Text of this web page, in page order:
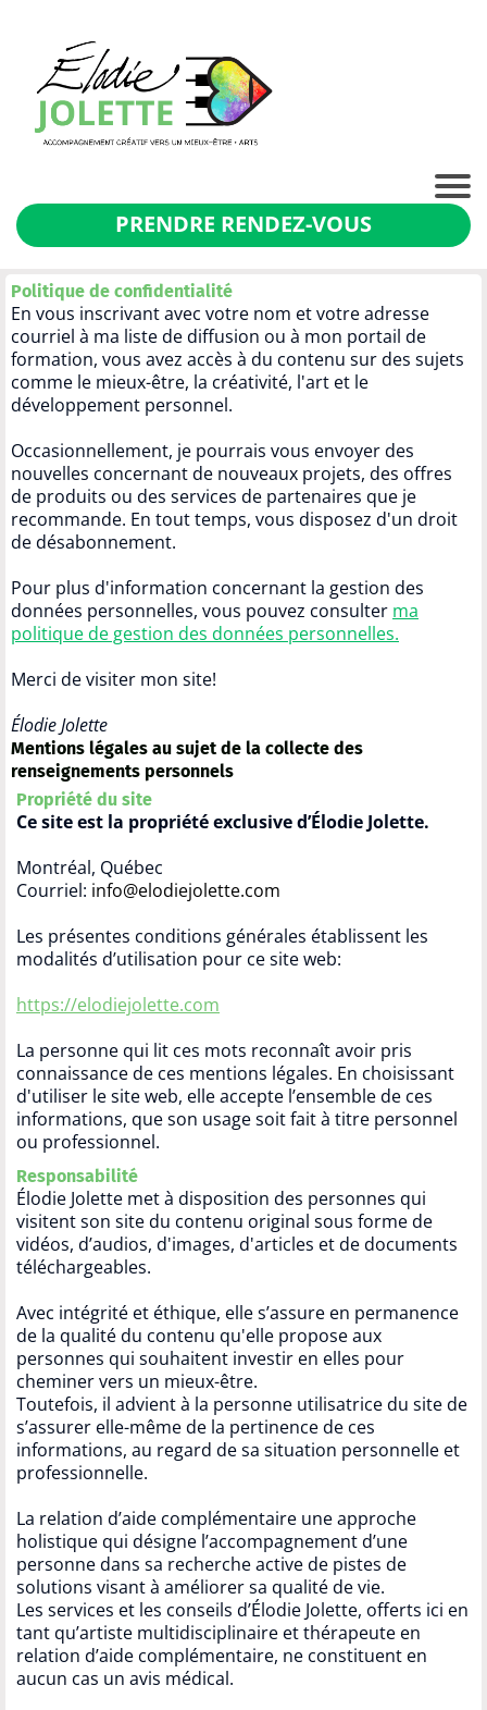
PRENDRE RENDEZ-VOUS
Politique de confidentialité
En vous inscrivant avec votre nom et votre adresse
courriel à ma liste de diffusion ou à mon portail de
formation, vous avez accès à du contenu sur des sujets
comme le mieux-être, la créativité, l'art et le
développement personnel.
Occasionnellement, je pourrais vous envoyer des
nouvelles concernant de nouveaux projets, des offres
de produits ou des services de partenaires que je
recommande. En tout temps, vous disposez d'un droit
de désabonnement.
Pour plus d'information concernant la gestion des
données personnelles, vous pouvez consulter ma
politique de gestion des données personnelles.
Merci de visiter mon site!
Élodie Jolette
Mentions légales au sujet de la collecte des
renseignements personnels
Propriété du site
Ce site est la propriété exclusive d’Élodie Jolette.
Montréal, Québec
Courriel: info@elodiejolette.com
Les présentes conditions générales établissent les
modalités d’utilisation pour ce site web:
https://elodiejolette.com
La personne qui lit ces mots reconnaît avoir pris
connaissance de ces mentions légales. En choisissant
d'utiliser le site web, elle accepte l’ensemble de ces
informations, que son usage soit fait à titre personnel
ou professionnel.
Responsabilité
Élodie Jolette met à disposition des personnes qui
visitent son site du contenu original sous forme de
vidéos, d’audios, d'images, d'articles et de documents
téléchargeables.
Avec intégrité et éthique, elle s’assure en permanence
de la qualité du contenu qu'elle propose aux
personnes qui souhaitent investir en elles pour
cheminer vers un mieux-être.
Toutefois, il advient à la personne utilisatrice du site de
s’assurer elle-même de la pertinence de ces
informations, au regard de sa situation personnelle et
professionnelle.
La relation d’aide complémentaire une approche
holistique qui désigne l’accompagnement d’une
personne dans sa recherche active de pistes de
solutions visant à améliorer sa qualité de vie.
Les services et les conseils d’Élodie Jolette, offerts ici en
tant qu’artiste multidisciplinaire et thérapeute en
relation d’aide complémentaire, ne constituent en
aucun cas un avis médical.